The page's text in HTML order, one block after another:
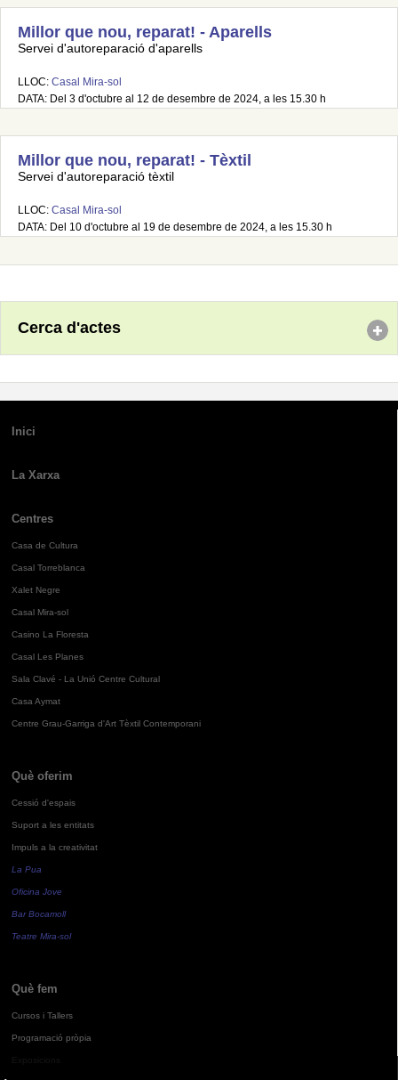
Millor que nou, reparat! - Aparells
Servei d'autoreparació d'aparells
LLOC: Casal Mira-sol
DATA: Del 3 d'octubre al 12 de desembre de 2024, a les 15.30 h
Millor que nou, reparat! - Tèxtil
Servei d'autoreparació tèxtil
LLOC: Casal Mira-sol
DATA: Del 10 d'octubre al 19 de desembre de 2024, a les 15.30 h
Cerca d'actes
Inici
La Xarxa
Centres
Casa de Cultura
Casal Torreblanca
Xalet Negre
Casal Mira-sol
Casino La Floresta
Casal Les Planes
Sala Clavé - La Unió Centre Cultural
Casa Aymat
Centre Grau-Garriga d'Art Tèxtil Contemporani
Què oferim
Cessió d'espais
Suport a les entitats
Impuls a la creativitat
La Pua
Oficina Jove
Bar Bocamoll
Teatre Mira-sol
Què fem
Cursos i Tallers
Programació pròpia